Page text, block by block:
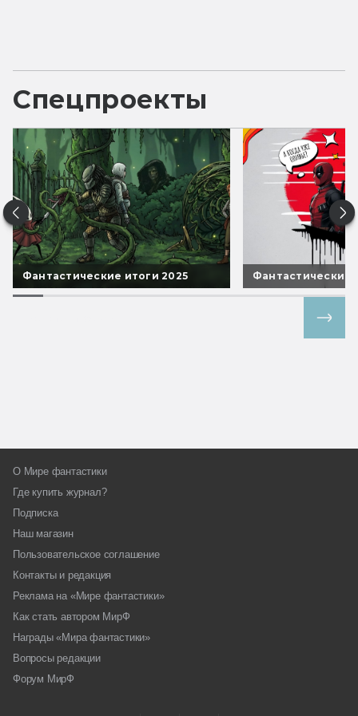
Спецпроекты
Фантастические итоги 2025 Фантастические
О Мире фантастики
Где купить журнал?
Подписка
Наш магазин
Пользовательское соглашение
Контакты и редакция
Реклама на «Мире фантастики»
Как стать автором МирФ
Награды «Мира фантастики»
Вопросы редакции
Форум МирФ